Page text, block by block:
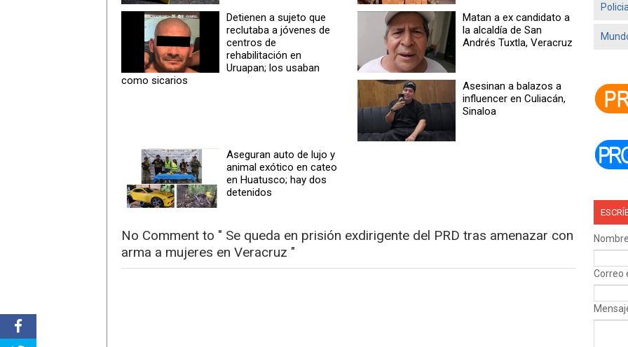
Detienen a sujeto que
reclutaba a jóvenes de
centros de
rehabilitación en
Uruapan; los usaban
como sicarios
Matan a ex candidato a
la alcaldía de San
Andrés Tuxtla, Veracruz
Asesinan a balazos a
influencer en Culiacán,
Sinaloa
Aseguran auto de lujo y
animal exótico en cateo
en Huatusco; hay dos
detenidos
No Comment to " Se queda en prisión exdirigente del PRD tras amenazar con
arma a mujeres en Veracruz "
Nombre
Correo